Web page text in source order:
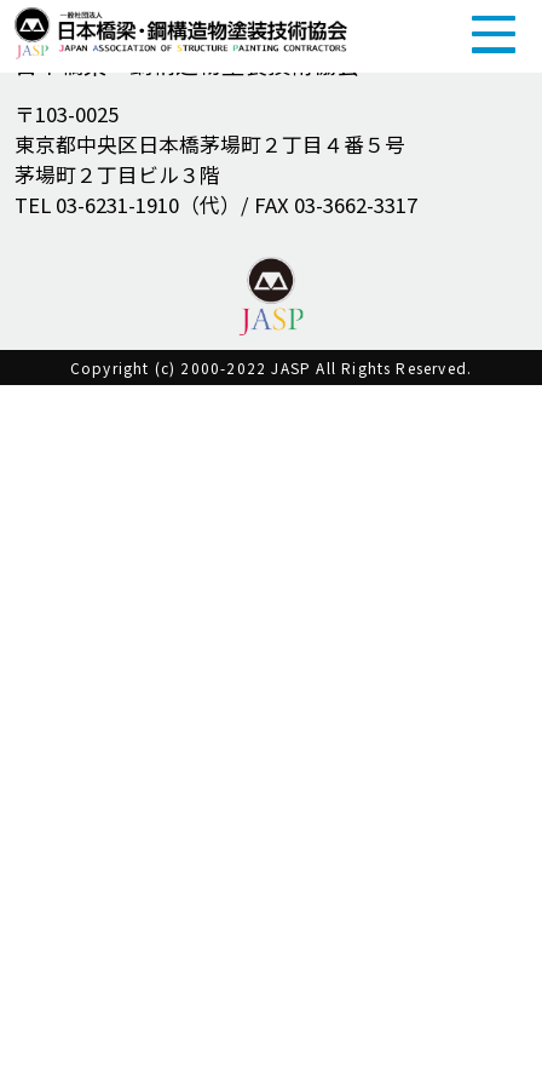
一般社団法人
日本橋梁・鋼構造物塗装技術協会
〒103-0025
東京都中央区日本橋茅場町２丁目４番５号
茅場町２丁目ビル３階
TEL 03-6231-1910（代）/ FAX 03-3662-3317
Copyright (c) 2000-2022 JASP All Rights Reserved.